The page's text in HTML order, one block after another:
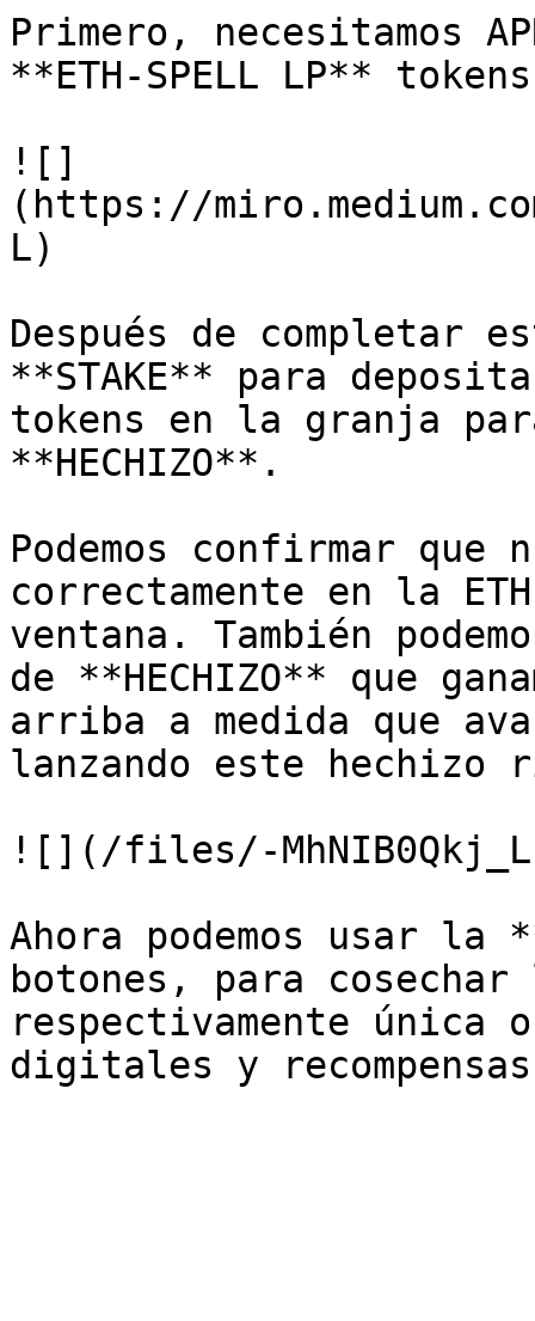
Primero, necesitamos
**ETH-SPELL LP**
![]
(https://
L)
Después de completar
**STAKE** para
tokens en la granja
**HECHIZO**.
Podemos confirmar
correctamente en la ETH-
ventana. También
de **HECHIZO** que
arriba a medida que
lanzando este
![](/files/-
Ahora podemos usar la
botones, para cosechar
respectivamente única